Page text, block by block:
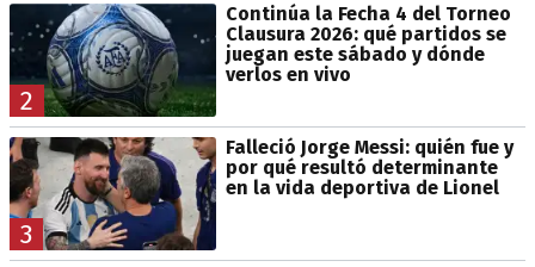
2
Continúa la Fecha 4 del Torneo
Clausura 2026: qué partidos se
juegan este sábado y dónde
verlos en vivo
3
Falleció Jorge Messi: quién fue y
por qué resultó determinante
en la vida deportiva de Lionel